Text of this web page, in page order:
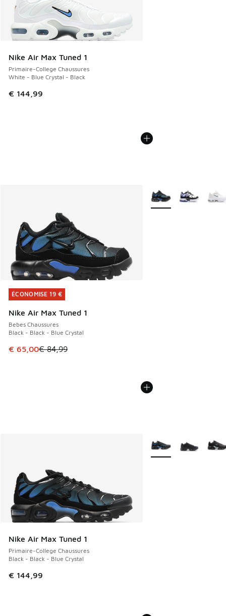
Nike Air Max Tuned 1
Primaire-College Chaussures
White - Blue Crystal - Black
€ 144,99
ÉCONOMISE 19 €
Nike Air Max Tuned 1
Bebes Chaussures
Black - Black - Blue Crystal
Cet article est en promotion. Prix en baisse de € 84,99 à
€ 65,00€ 84,99
ÉCONOMISE 19 €
Plus de couleurs
Nike Air Max Tuned 1
Primaire-College Chaussures
Black - Black - Blue Crystal
€ 144,99
Plus de couleurs